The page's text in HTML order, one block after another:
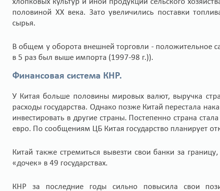
хлопковых культур и иной продукции сельского
половиной ХХ века. Зато увеличились поставки
сырья.
В общем у оборота внешней торговли - положительное
в 5 раз был выше импорта (1997-98 г.)).
Финансовая система КНР.
У Китая больше половины мировых валют, выручка
расходы государства. Однако позже Китай перестала
инвестировать в другие страны. Постепенно страна
евро. По сообщениям ЦБ Китая государство планирует
Китай также стремиться вывезти свои банки за
«дочек» в 49 государствах.
КНР за последние годы сильно повысила свои